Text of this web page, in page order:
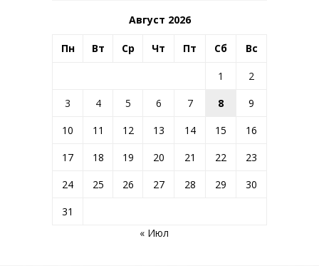
Август 2026
Пн Вт Ср Чт Пт Сб Вс
1
2
3
4 5 6 7 8
9
10
11 12 13 14 15
16
17
18 19 20 21 22
23
24
25 26 27 28 29
30
31
« Июл